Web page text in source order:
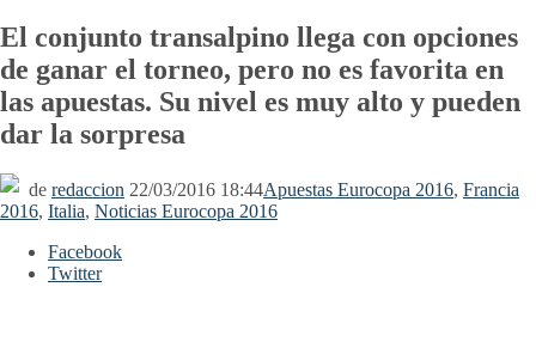
El conjunto transalpino llega con opciones
de ganar el torneo, pero no es favorita en
las apuestas. Su nivel es muy alto y pueden
dar la sorpresa
de redaccion 22/03/2016 18:44Apuestas Eurocopa 2016, Francia
2016, Italia, Noticias Eurocopa 2016
Facebook
Twitter